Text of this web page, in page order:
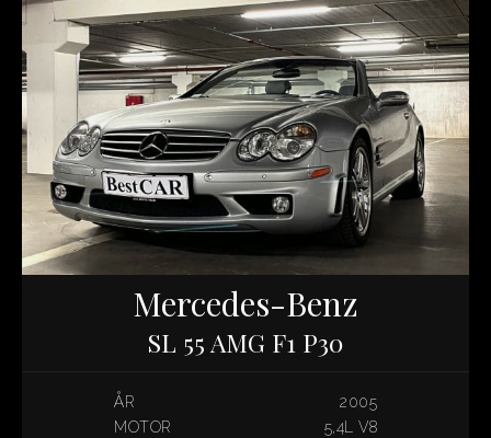
Mercedes-Benz
SL 55 AMG F1 P30
ÅR
2005
MOTOR
5,4L V8